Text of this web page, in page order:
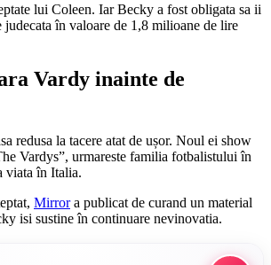
lui Coleen. Iar Becky a fost obligata sa ii
judecata în valoare de 1,8 milioane de lire
Vardy inainte de
redusa la tacere atat de ușor. Noul ei show
Vardys”, urmareste familia fotbalistului în
viata în Italia.
Mirrora publicat de curand un material
isi sustine în continuare nevinovatia.